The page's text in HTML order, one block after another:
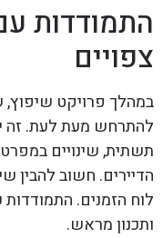
התמודדות
צפויים
במהלך פרויקט שיפוץ,
להתרחש מעת לעת. זה
תשתית, שינויים במפרט
הדיירים. חשוב להבין
לוח הזמנים.
ותכנון מראש.